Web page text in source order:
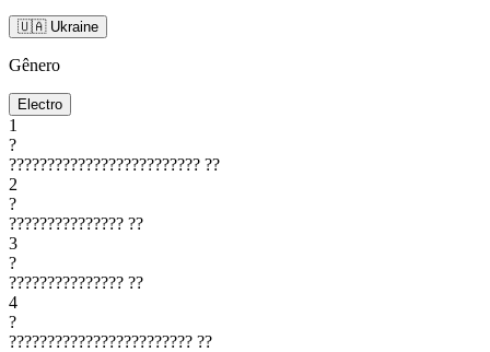
🇺🇦 Ukraine
Gênero
Electro
1
?
????????????????????????? ??
2
?
??????????????? ??
3
?
??????????????? ??
4
?
???????????????????????? ??